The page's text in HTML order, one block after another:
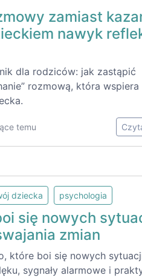
zamiast
nawyk
dla rodziców: jak zastąpić
rozmową, która wspiera
temu
dziecka psychologia
się nowych
zmian
które boi się nowych
sygnały alarmowe i